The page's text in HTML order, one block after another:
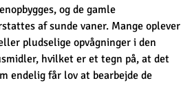
og de gamle
af sunde vaner. Mange oplever
pludselige opvågninger i den
hvilket er et tegn på, at det
endelig får lov at bearbejde de